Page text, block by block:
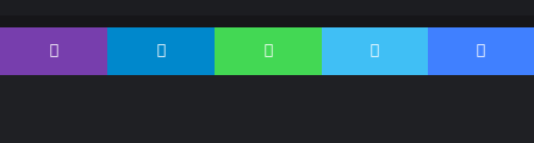
جميع الحقوق محفوظة 2024م
فيسبوك تويتر واتساب تيلقرام ڤايبر